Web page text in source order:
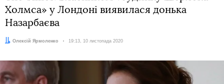
Холмса» у Лондоні виявилася донька
Назарбаєва
Автор:
Олексій Ярмоленко Дата:
19:13, 10 листопада 2020